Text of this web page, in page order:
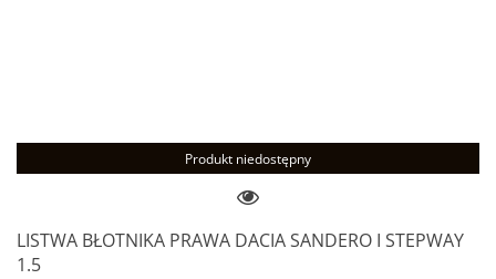
Produkt niedostępny
LISTWA BŁOTNIKA PRAWA DACIA SANDERO I STEPWAY
1.5